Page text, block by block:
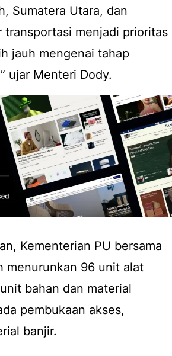
Sumatera Utara, dan
transportasi menjadi prioritas
jauh mengenai tahap
ujar Menteri Dody.
Kementerian PU bersama
menurunkan 96 unit alat
bahan dan material
pembukaan akses,
banjir.